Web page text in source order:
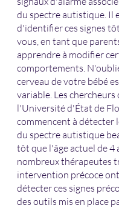
du spectre autistique. Il
d'identifier ces signes
vous, en tant que
apprendre à modifier
comportements.
cerveau de votre bébé
variable. Les chercheurs
l'Université d'État de
commencent à détecter
du spectre autistique
tôt que l'âge actuel de 4
nombreux thérapeutes
intervention précoce
détecter ces signes
des outils mis en place